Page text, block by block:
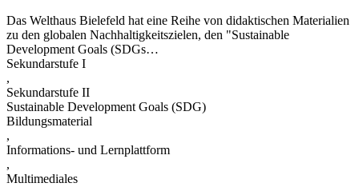
Das Welthaus Bielefeld hat eine Reihe von didaktischen Materialien
zu den globalen Nachhaltigkeitszielen, den "Sustainable
Development Goals (SDGs…
Sekundarstufe I
,
Sekundarstufe II
Sustainable Development Goals (SDG)
Bildungsmaterial
,
Informations- und Lernplattform
,
Multimediales